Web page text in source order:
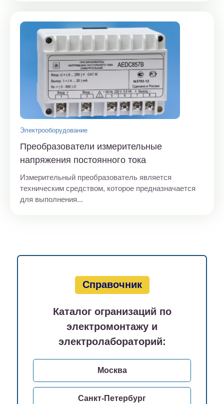
Электрооборудование
Преобразователи измерительные
напряжения постоянного тока
Измерительный преобразователь является
техническим средством, которое предназначается
для выполнения...
Справочник
Каталог огранизаций по
электромонтажу и
электролабораторий:
Москва
Санкт-Петербург